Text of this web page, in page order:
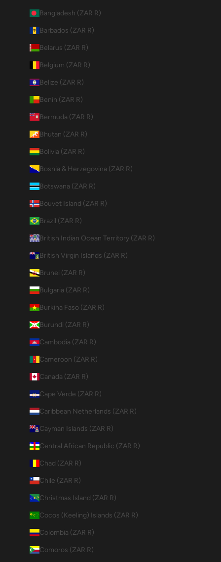
Bangladesh (ZAR R)
Barbados (ZAR R)
Belarus (ZAR R)
Belgium (ZAR R)
Belize (ZAR R)
Benin (ZAR R)
Bermuda (ZAR R)
Bhutan (ZAR R)
Bolivia (ZAR R)
Bosnia & Herzegovina (ZAR R)
Botswana (ZAR R)
Bouvet Island (ZAR R)
Brazil (ZAR R)
British Indian Ocean Territory (ZAR R)
British Virgin Islands (ZAR R)
Brunei (ZAR R)
Bulgaria (ZAR R)
Burkina Faso (ZAR R)
Burundi (ZAR R)
Cambodia (ZAR R)
Cameroon (ZAR R)
Canada (ZAR R)
Cape Verde (ZAR R)
Caribbean Netherlands (ZAR R)
Cayman Islands (ZAR R)
Central African Republic (ZAR R)
Chad (ZAR R)
Chile (ZAR R)
Christmas Island (ZAR R)
Cocos (Keeling) Islands (ZAR R)
Colombia (ZAR R)
Comoros (ZAR R)